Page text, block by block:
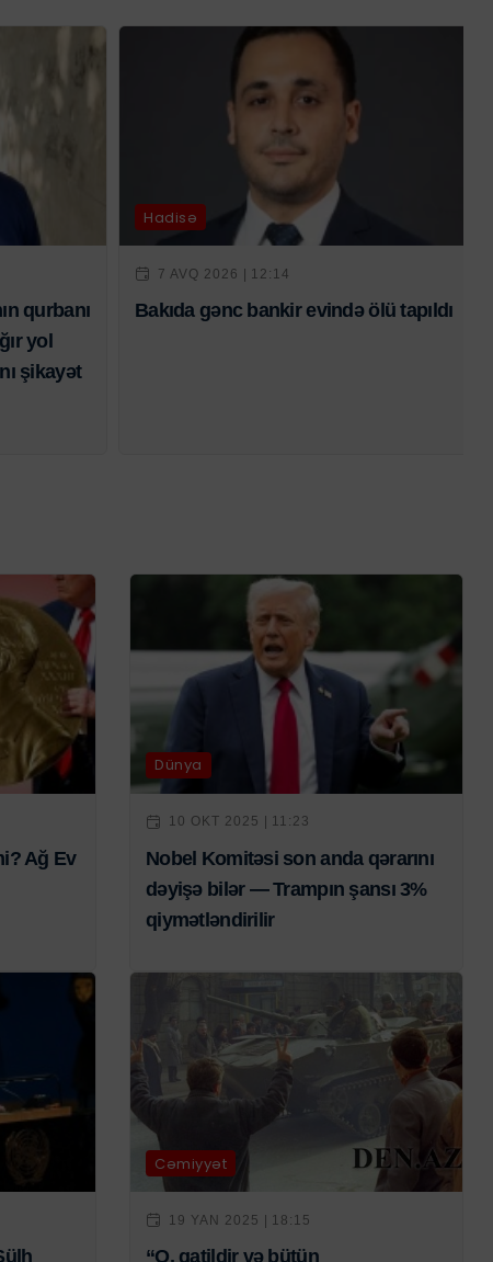
qurbanı
yol
şikayət
Hadisə
7 AVQ 2026 | 12:14
Bakıda gənc bankir evində ölü tapıldı
Ağ Ev
Dünya
10 OKT 2025 | 11:23
Nobel Komitəsi son anda qərarını
dəyişə bilər — Trampın şansı 3%
qiymətləndirilir
Cəmiyyət
19 YAN 2025 | 18:15
“O, qatildir və bütün